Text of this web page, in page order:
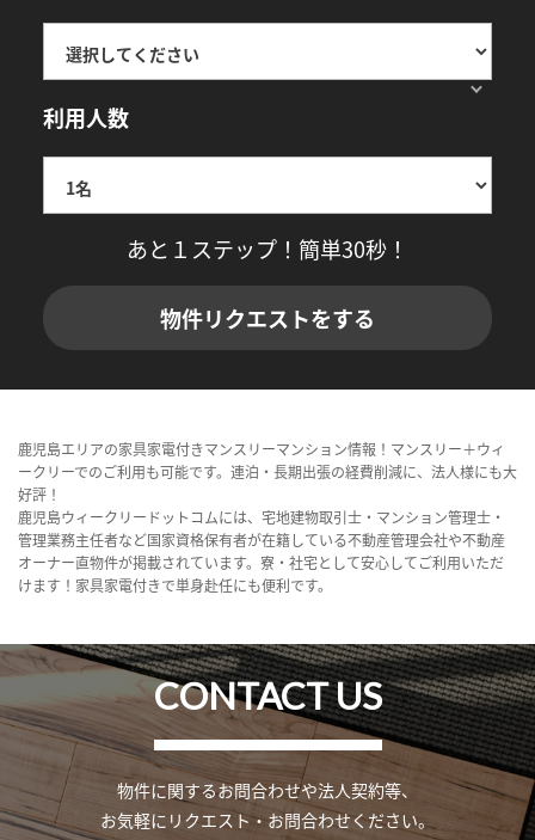
利用人数
あと１ステップ！簡単30秒！
物件リクエストをする
鹿児島エリアの家具家電付きマンスリーマンション情報！マンスリー＋ウィ
ークリーでのご利用も可能です。連泊・長期出張の経費削減に、法人様にも大
好評！
鹿児島ウィークリードットコムには、宅地建物取引士・マンション管理士・
管理業務主任者など国家資格保有者が在籍している不動産管理会社や不動産
オーナー直物件が掲載されています。寮・社宅として安心してご利用いただ
けます！家具家電付きで単身赴任にも便利です。
CONTACT US
物件に関するお問合わせや法人契約等、
お気軽にリクエスト・お問合わせください。